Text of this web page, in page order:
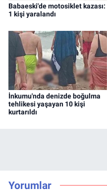
Babaeski'de motosiklet kazası:
1 kişi yaralandı
İnkumu'nda denizde boğulma
tehlikesi yaşayan 10 kişi
kurtarıldı
Yorumlar